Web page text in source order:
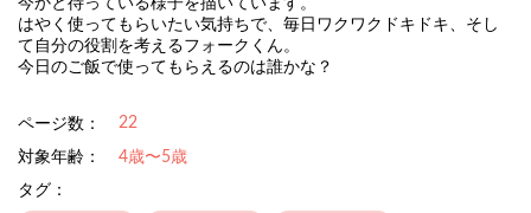
今かと待っている様子を描いています。
はやく使ってもらいたい気持ちで、毎日ワクワクドキドキ、そし
て自分の役割を考えるフォークくん。
今日のご飯で使ってもらえるのは誰かな？
ページ数： 22
対象年齢：
4歳〜5歳
タグ：